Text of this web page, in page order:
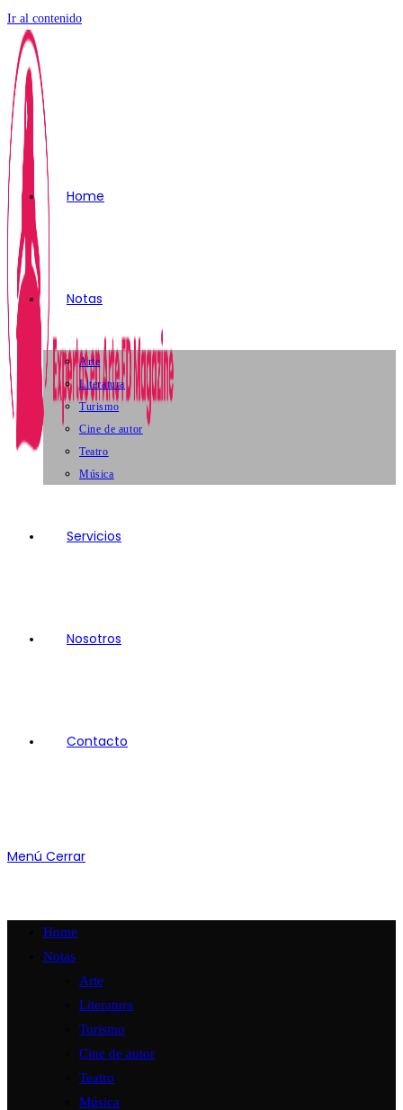
Ir al contenido
Home
Notas
Arte
Literatura
Turismo
Cine de autor
Teatro
Música
Servicios
Nosotros
Contacto
Menú Cerrar
Home
Notas
Arte
Literatura
Turismo
Cine de autor
Teatro
Música